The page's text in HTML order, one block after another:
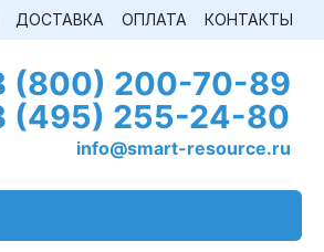
ДОСТАВКА ОПЛАТА КОНТАКТЫ
(800) 200-70-89
(495) 255-24-80
info@smart-resource.ru